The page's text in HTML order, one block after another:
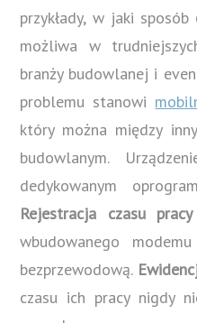
przykłady, w jaki sposób
możliwa w
branży budowlanej i
problemu stanowi
który można między
budowlanym.
dedykowanym
Rejestracja czasu
wbudowanego
bezprzewodową.
czasu ich pracy nigdy